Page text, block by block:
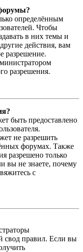
определённым
Чтобы
в них темы и
действия, вам
разрешение.
разрешения.
быть предоставлено
не разрешить
форумах. Также
разрешено только
вы не знаете, почему
с
свод правил. Если вы